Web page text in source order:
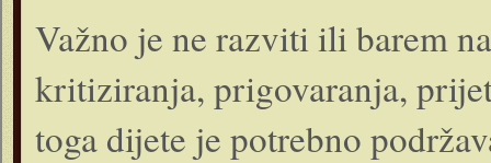
Važno je ne razviti ili barem
kritiziranja, prigovaranja,
toga dijete je potrebno